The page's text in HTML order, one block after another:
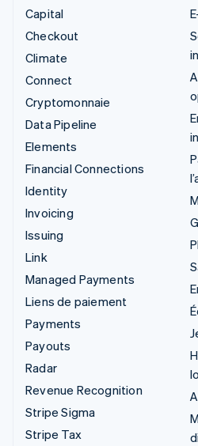
Capital
Checkout
Climate
Connect
Cryptomonnaie
Data Pipeline
Elements
Financial Connections
Identity
Invoicing
Issuing
Link
Managed Payments
Liens de paiement
Payments
Payouts
Radar
Revenue Recognition
Stripe Sigma
Stripe Tax